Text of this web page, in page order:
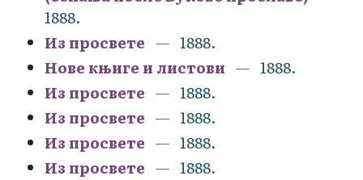
1888.
Из просвете
1888.
Нове књиге и листови
1888.
Из просвете
1888.
Из просвете
1888.
Из просвете
1888.
Из просвете
1888.